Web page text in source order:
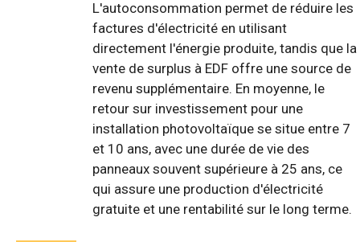
L'autoconsommation permet de réduire les
factures d'électricité en utilisant
directement l'énergie produite, tandis que la
vente de surplus à EDF offre une source de
revenu supplémentaire. En moyenne, le
retour sur investissement pour une
installation photovoltaïque se situe entre 7
et 10 ans, avec une durée de vie des
panneaux souvent supérieure à 25 ans, ce
qui assure une production d'électricité
gratuite et une rentabilité sur le long terme.